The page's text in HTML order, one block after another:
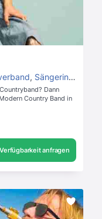
, Sängerin,
Dann
Country Band in
anfragen